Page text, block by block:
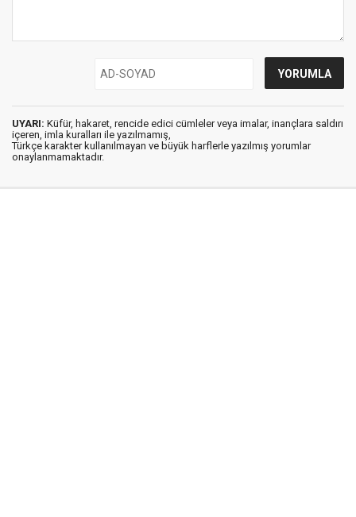
UYARI: Küfür, hakaret, rencide edici cümleler veya imalar, inançlara saldırı
içeren, imla kuralları ile yazılmamış,
Türkçe karakter kullanılmayan ve büyük harflerle yazılmış yorumlar
onaylanmamaktadır.